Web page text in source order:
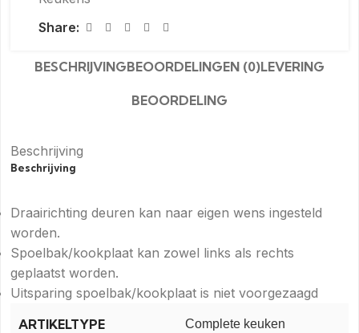
Share:
BESCHRIJVINGBEOORDELINGEN (0)LEVERING
BEOORDELING
Beschrijving
Beschrijving
Draairichting deuren kan naar eigen wens ingesteld
worden.
Spoelbak/kookplaat kan zowel links als rechts
geplaatst worden.
Uitsparing spoelbak/kookplaat is niet voorgezaagd
ARTIKELTYPE
Complete keuken